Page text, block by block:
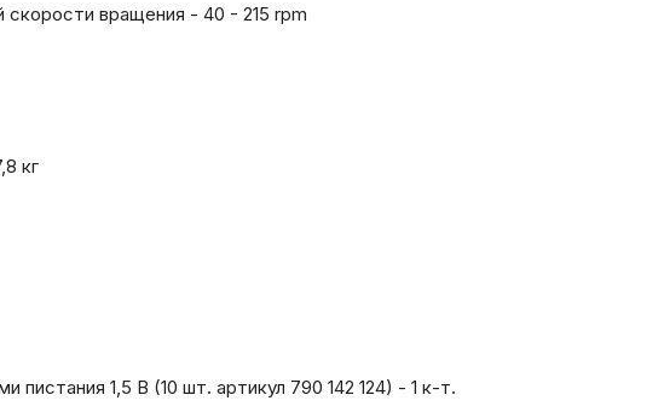
скорости вращения - 40 - 215 rpm
кг
1,5 В (10 шт. артикул 790 142 124) - 1 к-т.